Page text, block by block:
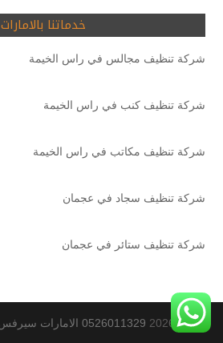
خدماتنا بالامارات
شركة تنظيف مجالس في راس الخيمة
شركة تنظيف كنب في راس الخيمة
شركة تنظيف مكاتب في راس الخيمة
شركة تنظيف سجاد في عجمان
شركة تنظيف ستائر في عجمان
© 2026 0526011329 الامارات سيرفس